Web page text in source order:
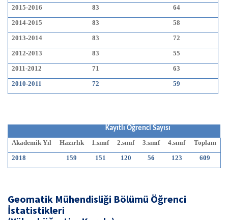
2015-2016
83
64
2014-2015
83
58
2013-2014
83
72
2012-2013
83
55
2011-2012
71
63
2010-2011
72 59
Kayıtlı Öğrenci Sayısı
Akademik Yıl
Hazırlık 1.sınıf 2.sınıf 3.sınıf 4.sınıf
Toplam
2018
159 151 120 56 123 609
Geomatik Mühendisliği Bölümü Öğrenci
İstatistikleri